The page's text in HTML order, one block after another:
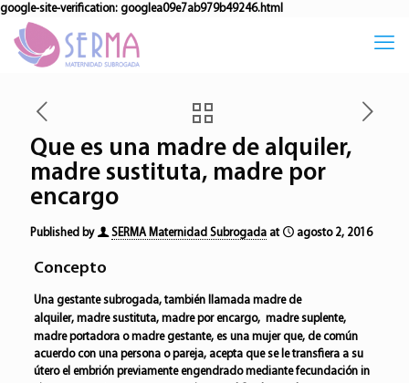
google-site-verification: googlea09e7ab979b49246.html
Que es una madre de alquiler,
madre sustituta, madre por
encargo
Published by SERMA Maternidad Subrogada at agosto 2, 2016
Concepto
Una gestante subrogada, también llamada madre de
alquiler, madre sustituta, madre por encargo, madre suplente,
madre portadoraomadre gestante, es una mujer que, de común
acuerdo con una persona o pareja, acepta que se le transfiera a su
útero el embrión previamente engendrado mediante fecundación in